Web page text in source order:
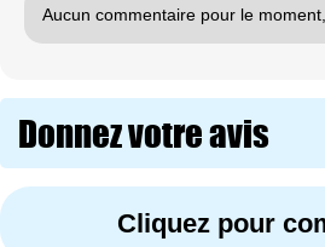
Aucun commentaire pour le
Donnez votre avis
Cliquez pour